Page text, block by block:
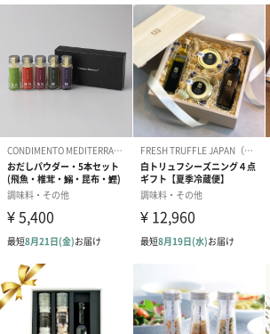
重さ/内容量
［50g］
115g
［140g］
278g
［300g］
500g
・蜂蜜本体×１
・納品書×１
・会社パンフレット×１
賞味期限
製造日より2年
アレルゲン
※1歳児未満のお子様へのご使